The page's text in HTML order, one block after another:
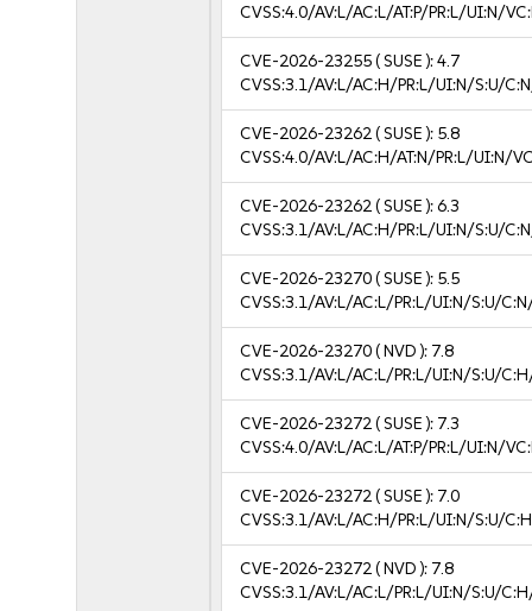
CVSS:4.0/AV:L/AC:L/AT:P/PR:L/UI:N/
CVE-2026-23255( SUSE ):4.7
CVSS:3.1/AV:L/AC:H/PR:L/UI:N/S:U/
CVE-2026-23262( SUSE ): 5.8
CVSS:4.0/AV:L/AC:H/AT:N/PR:L/UI:N/
CVE-2026-23262( SUSE ):6.3
CVSS:3.1/AV:L/AC:H/PR:L/UI:N/S:U/
CVE-2026-23270( SUSE ): 5.5
CVSS:3.1/AV:L/AC:L/PR:L/UI:N/S:U/
CVE-2026-23270( NVD ): 7.8
CVSS:3.1/AV:L/AC:L/PR:L/UI:N/S:U/
CVE-2026-23272( SUSE ): 7.3
CVSS:4.0/AV:L/AC:L/AT:P/PR:L/UI:N/
CVE-2026-23272( SUSE ): 7.0
CVSS:3.1/AV:L/AC:H/PR:L/UI:N/S:U/
CVE-2026-23272( NVD ): 7.8
CVSS:3.1/AV:L/AC:L/PR:L/UI:N/S:U/